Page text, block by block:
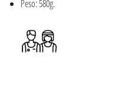
Peso: 580g.